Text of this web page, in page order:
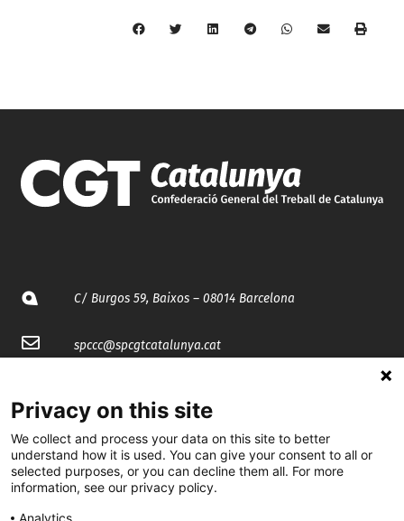
C/ Burgos 59, Baixos – 08014 Barcelona
spccc@spcgtcatalunya.cat
@CGTCatalunya
cgtcatalunya
CGTCatalunya
Privacy on this site
We collect and process your data on this site to better
understand how it is used. You can give your consent to all or
selected purposes, or you can decline them all. For more
information, see our privacy policy.
Analytics